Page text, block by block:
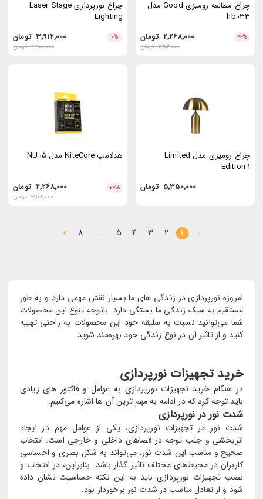
چراغ مطالعه رومیزی Good مدل
hb033
۲۲% ۲٬۲۶۸٬۰۰۰ تومان
۲٬۹۱۶٬۰۰۰تومان
چراغ نورپردازی Laser Stage
Lighting
۶% ۳٬۹۱۲٬۰۰۰تومان
۴٬۲۰۰٬۰۰۰تومان
چراغ رومیزی مدل Limited
Edition 1
۵٬۳۵۰٬۰۰۰ تومان
هدلامپ NiteCore مدل NU05
۲۷% ۲٬۲۶۸٬۰۰۰تومان
۳٬۱۰۸٬۰۰۰تومان
1
2
3
4
5
…
8
امروزه نورپردازی در زندگی های ما بسیار نقش مهمی دارد و به طور
مستقیم به سبک زندگی ما بستگی دارد. باتوجه تنوع این محصولات
شما می‌توانید نسبت به سلیقه خود این محصولات به راحتی تهییه
کنید و از تاثیر آن در نوع زندگی خود بهره‌مند شوید.
خرید تجهیزات نورپردازی
در هنگام خرید تجهیزات نورپردازی به عوامل و فاکتور های زیادی
باید توجه کرد که در ادامه به مهم ترین آن ها اشاره می‌کنیم.
شدت نور در نورپردازی
شدت نور در تجهیزات نورپردازی، یکی از عوامل مهم در ایجاد
اثربخشی و جلب توجه در فضاهای داخلی و خارجی است. انتخاب
صحیح و مناسب این شدت نور، می‌تواند به شکل بصری و احساسی
کاربران در محیط‌های مختلف تاثیر گذار باشد. بنابراین، در انتخاب و
نصب تجهیزات نورپردازی باید به این نکته حساسیت نشان داده
شود و از تعادل مناسب در شدت نور برخوردار بود.